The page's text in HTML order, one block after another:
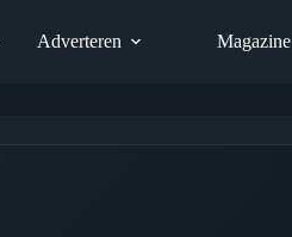
Adverteren Magazine